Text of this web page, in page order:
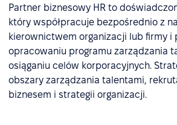
Partner biznesowy HR to
który współpracuje bezpośrednio z
kierownictwem organizacji lub firmy i
opracowaniu programu zarządzania
osiąganiu celów korporacyjnych.
obszary zarządzania talentami,
biznesem i strategii organizacji.